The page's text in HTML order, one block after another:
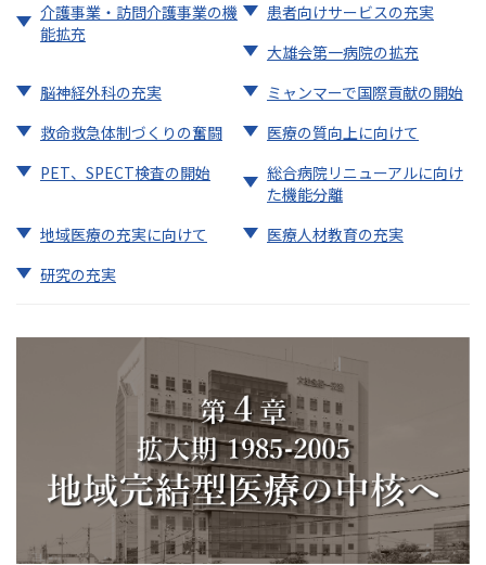
介護事業・訪問介護事業の機
能拡充
患者向けサービスの充実
大雄会第一病院の拡充
脳神経外科の充実
ミャンマーで国際貢献の開始
救命救急体制づくりの奮闘
医療の質向上に向けて
PET、SPECT検査の開始
総合病院リニューアルに向け
た機能分離
地域医療の充実に向けて
医療人材教育の充実
研究の充実